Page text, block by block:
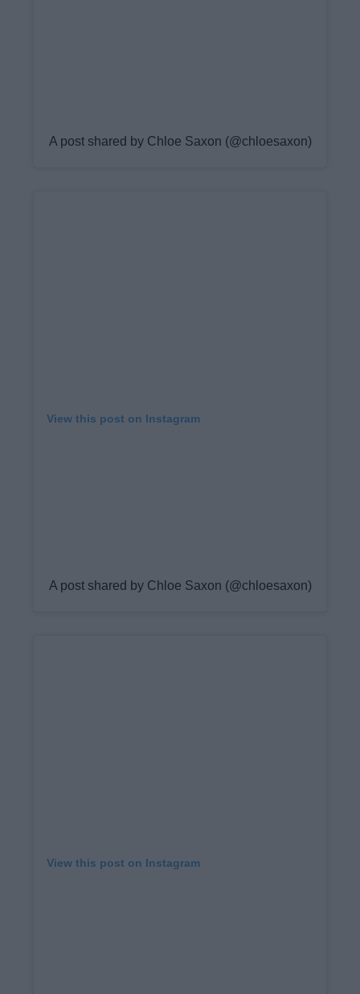
A post shared by Chloe Saxon (@chloesaxon)
View this post on Instagram
A post shared by Chloe Saxon (@chloesaxon)
View this post on Instagram